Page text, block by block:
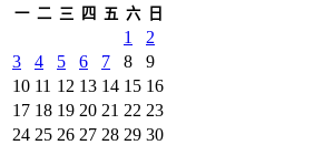
一 二 三 四 五 六 日
1
2
3
4 5 6 7 8
9
10 11 12 13 14 15 16
17 18 19 20 21 22 23
24 25 26 27 28 29 30